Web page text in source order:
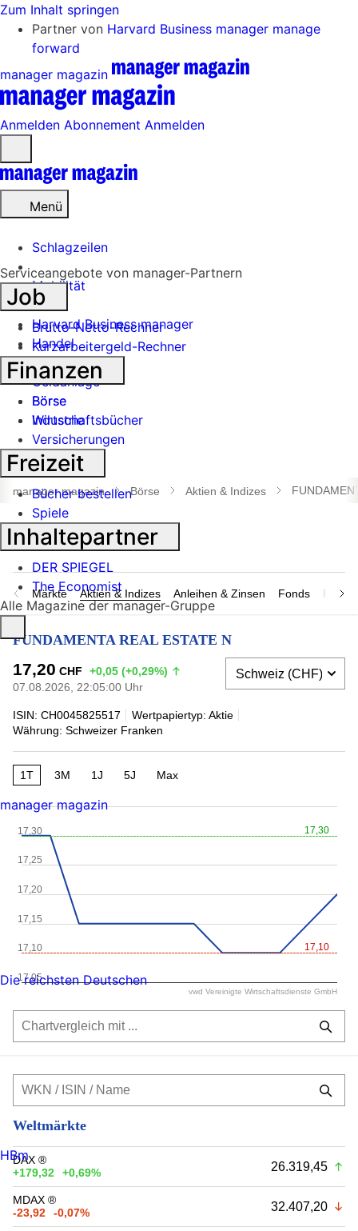
Zum Inhalt springen
Partner von Harvard Business manager manage
forward
manager magazin
Anmelden Abonnement Anmelden
öffnen
Menü
Schlagzeilen
Mobilität
Tech
Harvard Business manager
Handel
Banken
Geldanlage
Börse
Industrie
Suche
öffnen
manager magazin Börse Aktien & Indizes
Märkte Aktien & Indizes Anleihen & Zinsen Fonds
FUNDAMENTA REAL ESTATE N
17,20 CHF
+0,05 (+0,29%)
07.08.2026, 22:05:00 Uhr
ISIN: CH0045825517
Wertpapiertyp: Aktie
Währung: Schweizer Franken
1T 3M 1J 5J Max
17,30
17,10
17,10
17,20
17,30
17,05
17,15
17,25
vwd Vereinigte Wirtschaftsdienste GmbH
Weltmärkte
DAX ®
+179,32
+0,69% 26.319,45
MDAX ®
-23,92
-0,07% 32.407,20
Serviceangebote von manager-Partnern
Job
Brutto-Netto-Rechner
Kurzarbeitergeld-Rechner
Finanzen
Börse
Wirtschaftsbücher
Versicherungen
Freizeit
Bücher bestellen
Spiele
Inhaltepartner
DER SPIEGEL
The Economist
Alle Magazine der manager-Gruppe
manager magazin
Die reichsten Deutschen
HBm